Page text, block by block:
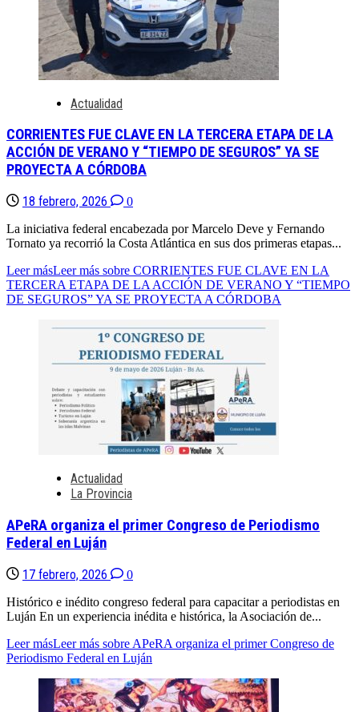
Actualidad
CORRIENTES FUE CLAVE EN LA TERCERA ETAPA DE LA
ACCIÓN DE VERANO Y “TIEMPO DE SEGUROS” YA SE
PROYECTA A CÓRDOBA
18 febrero, 2026
0
La iniciativa federal encabezada por Marcelo Deve y Fernando
Tornato ya recorrió la Costa Atlántica en sus dos primeras etapas...
Leer másLeer más sobre CORRIENTES FUE CLAVE EN LA
TERCERA ETAPA DE LA ACCIÓN DE VERANO Y “TIEMPO
DE SEGUROS” YA SE PROYECTA A CÓRDOBA
Actualidad
La Provincia
APeRA organiza el primer Congreso de Periodismo
Federal en Luján
17 febrero, 2026
0
Histórico e inédito congreso federal para capacitar a periodistas en
Luján En un experiencia inédita e histórica, la Asociación de...
Leer másLeer más sobre APeRA organiza el primer Congreso de
Periodismo Federal en Luján